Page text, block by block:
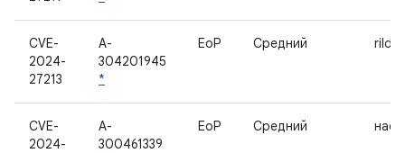
CVE-
2024-
27213
A-
304201945
*
EoP Средний
CVE-
2024-
A-
300461339
EoP Средний